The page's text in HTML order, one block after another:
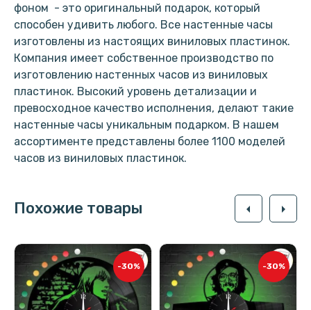
фоном - это оригинальный подарок, который
способен удивить любого. Все настенные часы
изготовлены из настоящих виниловых пластинок.
Компания имеет собственное производство по
изготовлению настенных часов из виниловых
пластинок. Высокий уровень детализации и
превосходное качество исполнения, делают такие
настенные часы уникальным подарком. В нашем
ассортименте представлены более 1100 моделей
часов из виниловых пластинок.
Похожие товары arrow_left arrow_right
-30% -30%